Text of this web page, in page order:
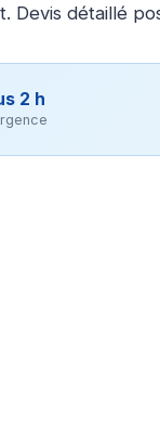
Devis détaillé
2 h